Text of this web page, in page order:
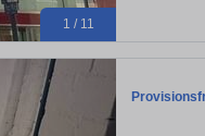
1 / 11